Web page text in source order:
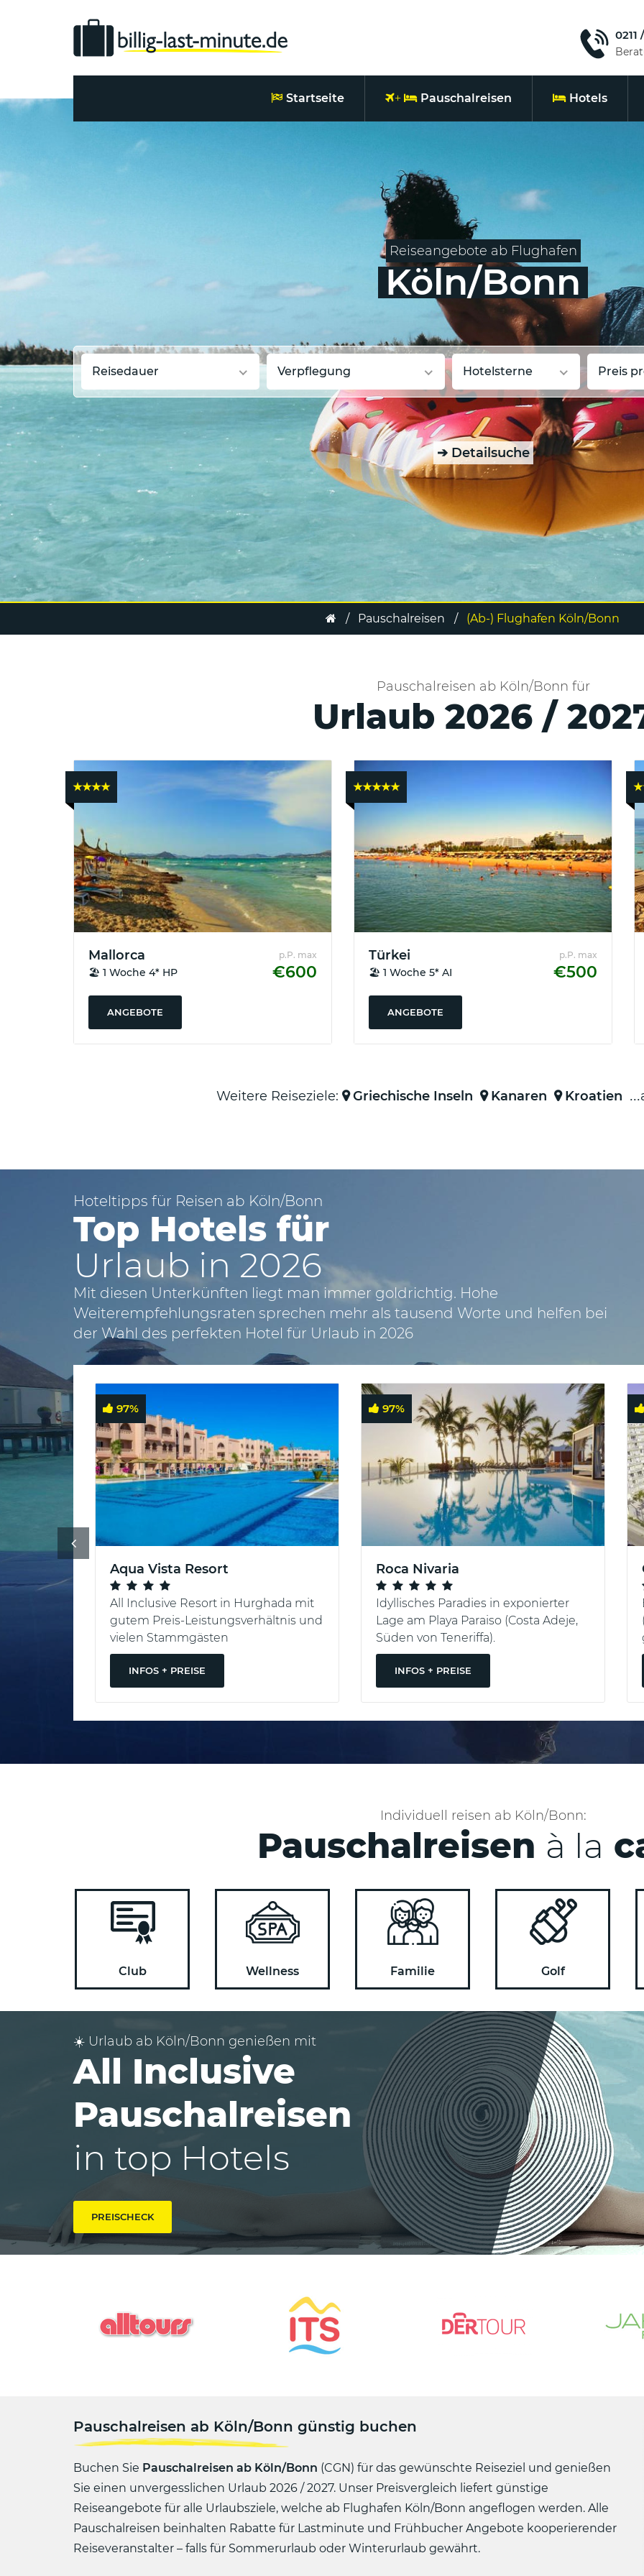
0211
Startseite Pauschalreisen Hotels
Reiseangebote ab Flughafen
Köln/Bonn
Reisedauer Verpflegung Hotelsterne Preis
➔Detailsuche
Pauschalreisen (Ab-) Flughafen Köln/Bonn
Pauschalreisen ab Köln/Bonn für
Urlaub 2026 /
★★★★
Mallorca
🏖️ 1 Woche 4* HP
p.P. max
€600
ANGEBOTE
★★★★★
Türkei
🏖️ 1 Woche 5* AI
p.P. max
€500
ANGEBOTE
Weitere Reiseziele: Griechische Inseln Kanaren Kroatien
Hoteltipps für Reisen ab Köln/Bonn
Top Hotels für
Urlaub in 2026
Mit diesen Unterkünften liegt man immer goldrichtig. Hohe
Weiterempfehlungsraten sprechen mehr als tausend Worte und helfen bei
der Wahl des perfekten Hotel für Urlaub in 2026
97%
Aqua Vista Resort
All Inclusive Resort in Hurghada mit
gutem Preis-Leistungsverhältnis und
vielen Stammgästen
INFOS + PREISE
97%
Roca Nivaria
Idyllisches Paradies in exponierter
Lage am Playa Paraiso (Costa Adeje,
Süden von Teneriffa).
INFOS + PREISE
Individuell reisen ab Köln/Bonn:
Pauschalreisen à la
Club Wellness Familie Golf
☀️ Urlaub ab Köln/Bonn genießen mit
All Inclusive
Pauschalreisen
in top Hotels
PREISCHECK
Pauschalreisen ab Köln/Bonn günstig buchen
Buchen Sie Pauschalreisen ab Köln/Bonn (CGN) für das gewünschte Reiseziel und genießen
Sie einen unvergesslichen Urlaub 2026 / 2027. Unser Preisvergleich liefert günstige
Reiseangebote für alle Urlaubsziele, welche ab Flughafen Köln/Bonn angeflogen werden. Alle
Pauschalreisen beinhalten Rabatte für Lastminute und Frühbucher Angebote kooperierender
Reiseveranstalter – falls für Sommerurlaub oder Winterurlaub gewährt.
Deutschland
Pauschalreisen
Pauschalreisen
Pauschalreisen
Pauschalreisen
Pauschalreisen
Salzburg
Schweiz
Pauschalreisen
Pauschalreisen